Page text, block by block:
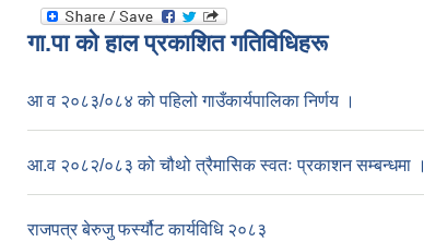
गा.पा काे हाल प्रकाशित गतिविधिहरू
आ व २०८३/०८४ को पहिलो गाउँकार्यपालिका निर्णय ।
आ.व २०८२/०८३ को चौथो त्रैमासिक स्वतः प्रकाशन सम्बन्धमा ।
राजपत्र बेरुजु फर्स्यौट कार्यविधि २०८३